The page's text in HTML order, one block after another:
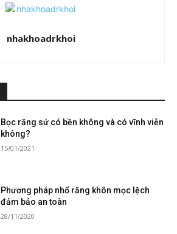
nhakhoadrkhoi
Bọc răng sứ có bền không và có vĩnh viễn
không?
15/01/2021
Phương pháp nhổ răng khôn mọc lệch
đảm bảo an toàn
28/11/2020